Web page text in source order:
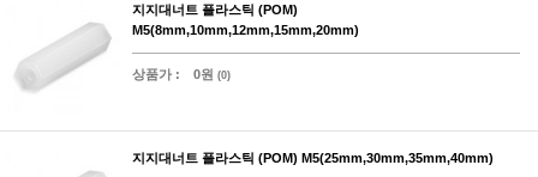
지지대너트 플라스틱 (POM)
M5(8mm,10mm,12mm,15mm,20mm)
상품가 : 0원 (0)
지지대너트 플라스틱 (POM) M5(25mm,30mm,35mm,40mm)